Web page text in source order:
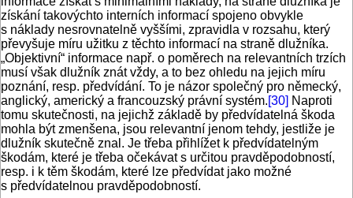
získání takovýchto interních informací spojeno obvykle
s náklady nesrovnatelně vyššími, zpravidla v rozsahu, který
převyšuje míru užitku z těchto informací na straně dlužníka.
„Objektivní“ informace např. o poměrech na relevantních trzích
musí však dlužník znát vždy, a to bez ohledu na jejich míru
poznání, resp. předvídání. To je názor společný pro německý,
anglický, americký a francouzský právní systém.[30] Naproti
tomu skutečnosti, na jejichž základě by předvídatelná škoda
mohla být zmenšena, jsou relevantní jenom tehdy, jestliže je
dlužník skutečně znal. Je třeba přihlížet k předvídatelným
škodám, které je třeba očekávat s určitou pravděpodobností,
resp. i k těm škodám, které lze předvídat jako možné
s předvídatelnou pravděpodobností.